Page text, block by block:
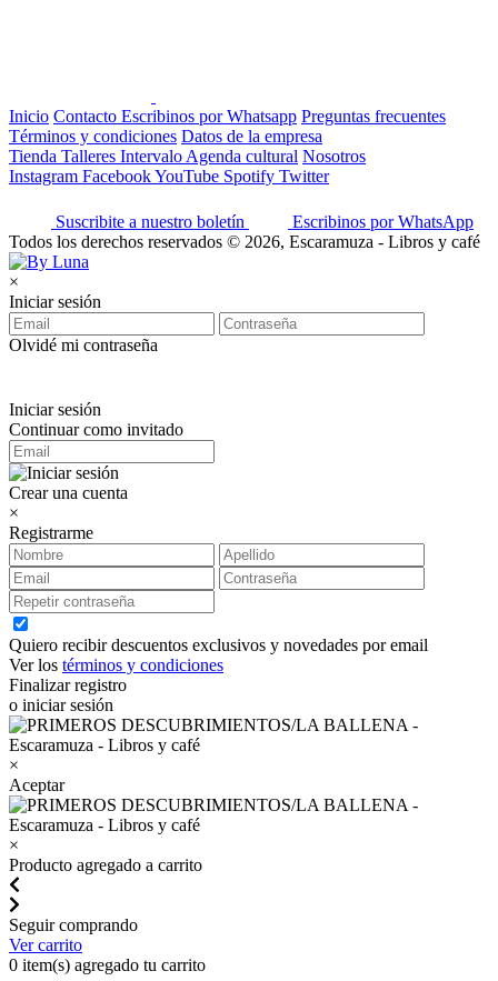
Inicio Contacto Escribinos por Whatsapp Preguntas frecuentes
Términos y condiciones Datos de la empresa
Tienda Talleres Intervalo Agenda cultural Nosotros
Instagram FacebookYouTube Spotify Twitter
Suscribite a nuestro boletín
Escribinos por WhatsApp
Todos los derechos reservados © 2026, Escaramuza - Libros y café
×
Iniciar sesión
Olvidé mi contraseña
Iniciar sesión
Continuar como invitado
Crear una cuenta
×
Registrarme
Quiero recibir descuentos exclusivos y novedades por email
Ver los términos y condiciones
Finalizar registro
o iniciar sesión
×
Aceptar
×
Producto agregado a carrito
Seguir comprando
Ver carrito
0 item(s) agregado tu carrito